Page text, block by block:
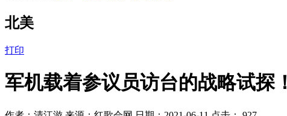
北美
打印
军机载着参议员访台的战略试探！